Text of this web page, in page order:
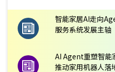
智能家居AI走向
服务系统发展主轴
AI Agent重塑智
推动家用机器人落